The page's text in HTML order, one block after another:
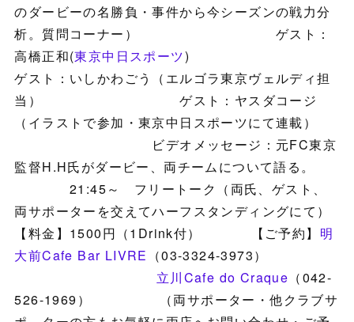
のダービーの名勝負・事件から今シーズンの戦力分
析。質問コーナー） ゲスト：
高橋正和(東京中日スポーツ)
ゲスト：いしかわごう（エルゴラ東京ヴェルディ担
当） ゲスト：ヤスダコージ
（イラストで参加・東京中日スポーツにて連載）
ビデオメッセージ：元FC東京
監督H.H氏がダービー、両チームについて語る。
21:45～ フリートーク（両氏、ゲスト、
両サポーターを交えてハーフスタンディングにて）
【料金】1500円（1Drink付） 【ご予約】 明
大前Cafe Bar LIVRE （03-3324-3973）
立川Cafe do Craque （042-
526-1969） （両サポーター・他クラブサ